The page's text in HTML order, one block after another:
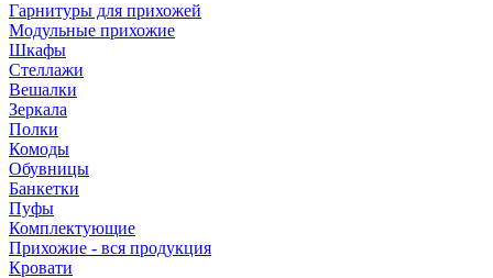
Гарнитуры для прихожей
Модульные прихожие
Шкафы
Стеллажи
Вешалки
Зеркала
Полки
Комоды
Обувницы
Банкетки
Пуфы
Комплектующие
Прихожие - вся продукция
Кровати